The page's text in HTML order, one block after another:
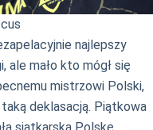
najlepszy
ale mało kto mógł się
mistrzowi Polski,
deklasacją. Piątkowa
siatkarską Polskę,